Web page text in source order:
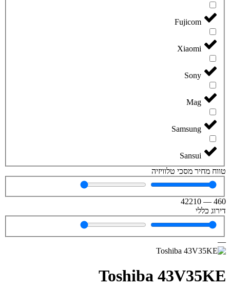
Fujicom
Xiaomi
Sony
Mag
Samsung
Sansui
טווח מחיר מסכי טלוויזיה
460
—
42210
דירוג כללי
—
Toshiba 43V35KE